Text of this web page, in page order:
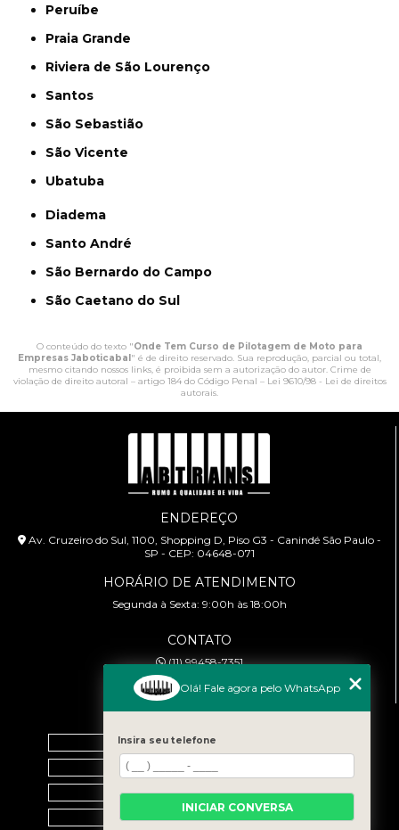
Peruíbe
Praia Grande
Riviera de São Lourenço
Santos
São Sebastião
São Vicente
Ubatuba
Diadema
Santo André
São Bernardo do Campo
São Caetano do Sul
O conteúdo do texto "Onde Tem Curso de Pilotagem de Moto para
Empresas Jaboticabal" é de direito reservado. Sua reprodução, parcial ou total,
mesmo citando nossos links, é proibida sem a autorização do autor. Crime de
violação de direito autoral – artigo 184 do Código Penal – Lei 9610/98 - Lei de direitos
autorais.
ENDEREÇO
Av. Cruzeiro do Sul, 1100, Shopping D, Piso G3 - Canindé São Paulo -
SP - CEP: 04648-071
HORÁRIO DE ATENDIMENTO
Segunda à Sexta: 9:00h às 18:00h
CONTATO
(11) 99458-7351
cursoabtrans@gmail.com
Home
Empresa
Galeria
Contato
Olá! Fale agora pelo WhatsApp
Insira seu telefone
INICIAR CONVERSA